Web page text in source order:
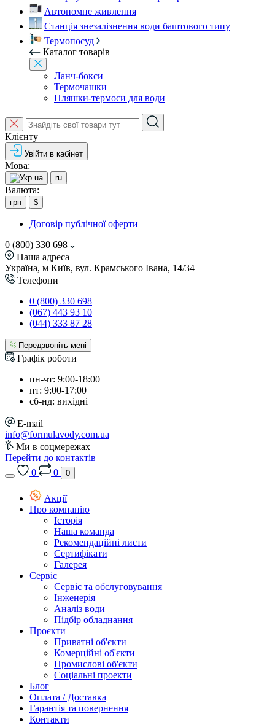
Автономне живлення
Станція знезалізнення води баштового типу
Термопосуд
Каталог товарів
Ланч-бокси
Термочашки
Пляшки-термоси для води
Клієнту
Увійти в кабінет
Мова:
ua ru
Валюта:
грн $
Договір публічної оферти
0 (800) 330 698
Наша адреса
Україна, м Київ, вул. Крамського Івана, 14/34
Телефони
0 (800) 330 698
(067) 443 93 10
(044) 333 87 28
Передзвоніть мені
Графік роботи
пн-чт: 9:00-18:00
пт: 9:00-17:00
сб-нд: вихідні
E-mail
info@formulavody.com.ua
Ми в соцмережах
Перейти до контактів
0
0 0
Акції
Про компанію
Історія
Наша команда
Рекомендаційні листи
Сертифікати
Галерея
Сервіс
Сервіс та обслуговування
Інженерія
Аналіз води
Підбір обладнання
Проєкти
Приватні об'єкти
Комерційні об'єкти
Промислові об'єкти
Соціальні проекти
Блог
Оплата / Доставка
Гарантія та повернення
Контакти